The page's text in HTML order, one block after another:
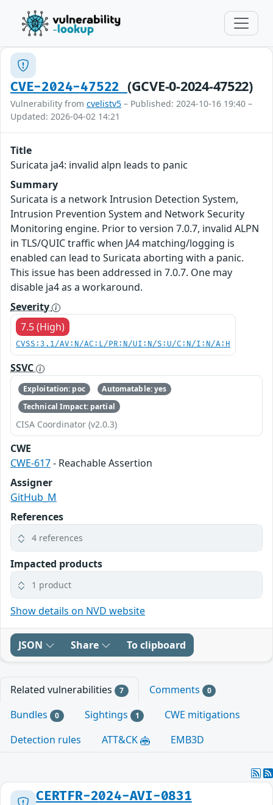
CVE-2024-47522 (GCVE-0-2024-47522)
Vulnerability from cvelistv5 – Published: 2024-10-16 19:40 –
Updated: 2026-04-02 14:21
Title
Suricata ja4: invalid alpn leads to panic
Summary
Suricata is a network Intrusion Detection System,
Intrusion Prevention System and Network Security
Monitoring engine. Prior to version 7.0.7, invalid ALPN
in TLS/QUIC traffic when JA4 matching/logging is
enabled can lead to Suricata aborting with a panic.
This issue has been addressed in 7.0.7. One may
disable ja4 as a workaround.
Severity
7.5 (High)
CVSS:3.1/AV:N/AC:L/PR:N/UI:N/S:U/C:N/I:N/A:H
SSVC
Exploitation: poc
Automatable: yes
Technical Impact: partial
CISA Coordinator (v2.0.3)
CWE
CWE-617- Reachable Assertion
Assigner
GitHub_M
References
4 references
Impacted products
1 product
Show details on NVD website
JSON Share To clipboard
Related vulnerabilities 7 Comments 0
Bundles 0 Sightings 1
CWE mitigations
Detection rules
ATT&CK EMB3D
CERTFR-2024-AVI-0831